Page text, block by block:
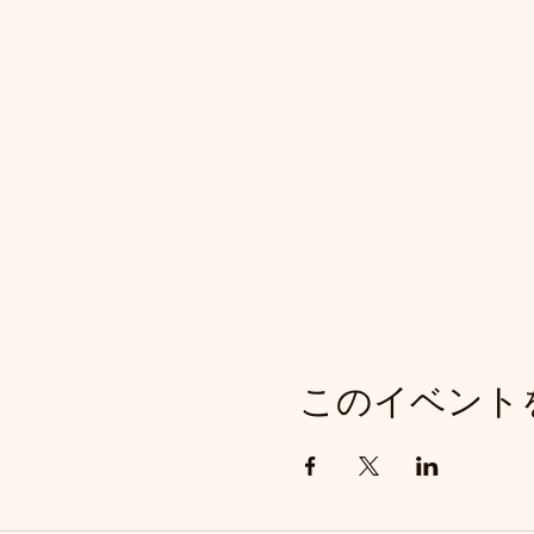
このイベント